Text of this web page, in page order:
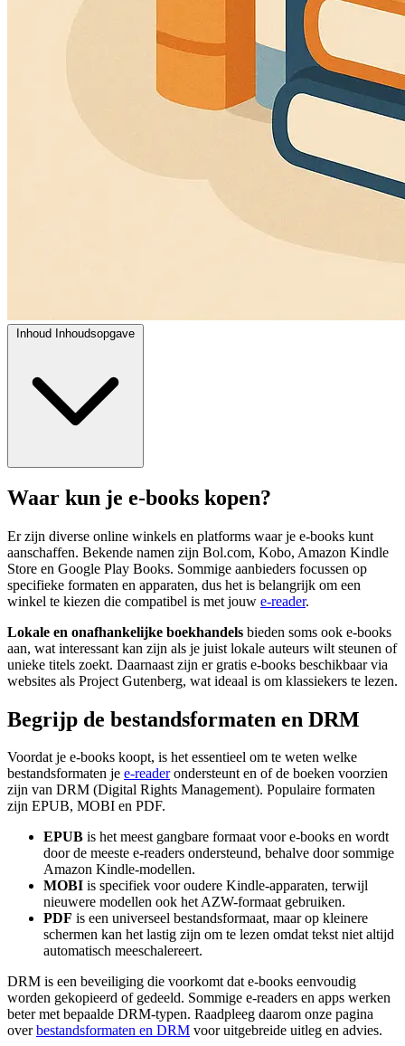
Inhoud Inhoudsopgave
Waar kun je e-books kopen?
Er zijn diverse online winkels en platforms waar je e-books kunt
aanschaffen. Bekende namen zijn Bol.com, Kobo, Amazon Kindle
Store en Google Play Books. Sommige aanbieders focussen op
specifieke formaten en apparaten, dus het is belangrijk om een
winkel te kiezen die compatibel is met jouw e-reader.
Lokale en onafhankelijke boekhandels bieden soms ook e-books
aan, wat interessant kan zijn als je juist lokale auteurs wilt steunen of
unieke titels zoekt. Daarnaast zijn er gratis e-books beschikbaar via
websites als Project Gutenberg, wat ideaal is om klassiekers te lezen.
Begrijp de bestandsformaten en DRM
Voordat je e-books koopt, is het essentieel om te weten welke
bestandsformaten je e-readerondersteunt en of de boeken voorzien
zijn van DRM (Digital Rights Management). Populaire formaten
zijn EPUB, MOBI en PDF.
EPUB is het meest gangbare formaat voor e-books en wordt
door de meeste e-readers ondersteund, behalve door sommige
Amazon Kindle-modellen.
MOBI is specifiek voor oudere Kindle-apparaten, terwijl
nieuwere modellen ook het AZW-formaat gebruiken.
PDF is een universeel bestandsformaat, maar op kleinere
schermen kan het lastig zijn om te lezen omdat tekst niet altijd
automatisch meeschalereert.
DRM is een beveiliging die voorkomt dat e-books eenvoudig
worden gekopieerd of gedeeld. Sommige e-readers en apps werken
beter met bepaalde DRM-typen. Raadpleeg daarom onze pagina
overbestandsformaten en DRM voor uitgebreide uitleg en advies.